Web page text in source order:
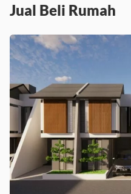
Jual Beli Rumah